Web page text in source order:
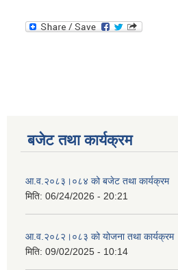
बजेट तथा कार्यक्रम
आ.व.२०८३।०८४ को बजेट तथा कार्यक्रम
मिति: 06/24/2026 - 20:21
आ.व.२०८२।०८३ को योजना तथा कार्यक्रम
मिति: 09/02/2025 - 10:14